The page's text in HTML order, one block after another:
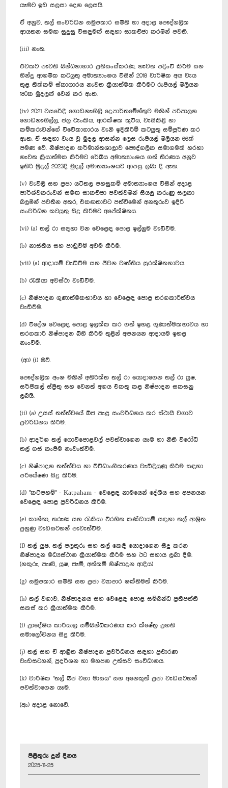
යෑමට ඉඩ සලසා දෙන ලෙසයි.
ඒ අනුව, තල් සංවර්ධන සමුපකාර සමිති හා අදාළ පෞද්ගලික
ආයතන සමඟ සුදුසු විසඳුමක් සඳහා සාකච්ඡා කරමින් පවතී.
(iii) නැත.
එවකට පැවති බන්ධනාගාර ප්‍රතිසංස්කරණ, නැවත පදිංචි කිරීම සහ
හින්දු ආගමික කටයුතු අමාත්‍යාංශය විසින් 2018 වාර්ෂික අය වැය
තුළ තික්කම් ස්කාගාරය නැවත ක්‍රියාත්මක කිරීමට රුපියල් මිලියන
180ක මුදලක් වෙන් කර ඇත.
(iv) 2021 වසරේදී ගොඩනැඟිලි දෙපාර්තමේන්තුව මඟින් පරිපාලන
ගොඩනැඟිල්ල, ජල ටැංකිය, ආරක්ෂක කුටිය, වැසිකිළි හා
කම්කරුවන්ගේ විවේකාගාරය වැනි ඉදිකිරීම් කටයුතු සම්පූර්ණ කර
ඇත. ඒ සඳහා වැය වූ මුදල ආසන්න ලෙස රුපියල් මිලියන 66ක්
පමණ වේ. නිෂ්පාදන කර්මාන්තශාලාව පෞද්ගලික සමාගමක් හරහා
නැවත ක්‍රියාත්මක කිරීමට රේඛීය අමාත්‍යාංශය ගත් තීරණය අනුව
ඉතිරි මුදල් 2023දී මුදල් අමාත්‍යාංශයට ආපසු ලබා දී ඇත.
(v) වැවිලි සහ ප්‍රජා යටිතල පහසුකම් අමාත්‍යාංශය විසින් අදාළ
පාර්ශ්වකරුවන් සමඟ සාකච්ඡා පවත්වමින් සියලු කරුණු සලකා
බලමින් පවතින අතර, එකඟතාවට පත්වීමෙන් අනතුරුව ඉදිරි
සංවර්ධන කටයුතු සිදු කිරීමට අපේක්ෂිතය.
(vi) (a) තල් රා සඳහා වන වෙළෙඳ පොළ ඉල්ලුම වැඩිවීම.
(b) නාස්තිය සහ පාඩුවීම් අවම කිරීම.
(vii) (a) ආදායම් වැඩිවීම සහ ජීවන වෘත්තීය සුරක්ෂිතභාවය.
(b) රැකියා අවස්ථා වැඩිවීම.
(c) නිෂ්පාදන ගුණාත්මකභාවය හා වෙළෙඳ පොළ තරගකාරිත්වය
වැඩිවීම.
(d) විදේශ වෙළෙඳ පොළ ඉලක්ක කර ගත් ඉහළ ගුණාත්මකභාවය හා
තරගකාරී නිෂ්පාදන බිහි කිරීම තුළින් අපනයන ආදායම ඉහළ
නැංවීම.
(ආ) (i) ඔව්.
පෞද්ගලික අංශ මඟින් අතිරික්ත තල් රා යොදාගෙන තල් රා යුෂ,
සර්ජිකල් ස්ප්‍රීතු සහ වෙනත් අගය එකතු කළ නිෂ්පාදන සකසනු
ලබයි.
(ii) (a) උසස් තත්ත්වයේ බීජ පැළ සංවර්ධනය කර ස්ථායී වගාව
ප්‍රවර්ධනය කිරීම.
(b) ආදර්ශ තල් ගොවිපොළවල් පවත්වාගෙන යෑම හා නීති විරෝධී
තල් ගස් කැපීම නැවැත්වීම.
(c) නිෂ්පාදන තත්ත්වය හා විවිධාංගීකරණය වැඩිදියුණු කිරීම සඳහා
පර්යේෂණ සිදු කිරීම.
(d) "කට්පහම්" - Katpaham - වෙළෙඳ නාමයෙන් දේශීය සහ අපනයන
වෙළෙඳ පොළ ප්‍රවර්ධනය කිරීම.
(e) කාන්තා, තරුණ සහ රැකියා විරහිත කණ්ඩායම් සඳහා තල් ආශ්‍රිත
පුහුණු වැඩසටහන් පැවැත්වීම.
(f) තල් යුෂ, තල් පලතුරු සහ තල් කෙඳි යොදාගෙන සිදු කරන
නිෂ්පාදන මධ්‍යස්ථාන ක්‍රියාත්මක කිරීම සහ ඊට සහාය ලබා දීම.
(හකුරු, පැණි, යුෂ, ජෑම්, අත්කම් නිෂ්පාදන ආදිය)
(g) සමුපකාර සමිති සහ ප්‍රජා ව්‍යාපාර ශක්තිමත් කිරීම.
(h) තල් වගාව, නිෂ්පාදනය සහ වෙළෙඳ පොළ සම්බන්ධ ප්‍රතිපත්ති
සකස් කර ක්‍රියාත්මක කිරීම.
(i) ප්‍රාදේශීය කාර්යාල සම්බන්ධීකරණය කර ක්ෂේත්‍ර ප්‍රගති
සමාලෝචනය සිදු කිරීම.
(j) තල් සහ ඒ ආශ්‍රිත නිෂ්පාදන ප්‍රවර්ධනය සඳහා ප්‍රචාරණ
වැඩසටහන්, ප්‍රදර්ශන හා මහජන උත්සව සංවිධානය.
(k) වාර්ෂික "තල් බීජ වගා මාසය" සහ අනෙකුත් ප්‍රජා වැඩසටහන්
පවත්වාගෙන යෑම.
(ඇ) අදාළ නොවේ.
පිළිතුරු දුන් දිනය
2025-11-25